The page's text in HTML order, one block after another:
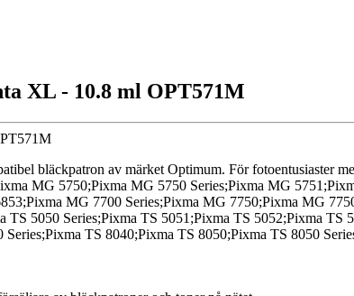
XL - 10.8 ml OPT571M
bläckpatron av märket Optimum. För fotoentusiaster
MG 5750;Pixma MG 5750 Series;Pixma MG
MG 7700 Series;Pixma MG 7750;Pixma MG
5050 Series;Pixma TS 5051;Pixma TS 5052;Pixma
TS 8040;Pixma TS 8050;Pixma TS 8050